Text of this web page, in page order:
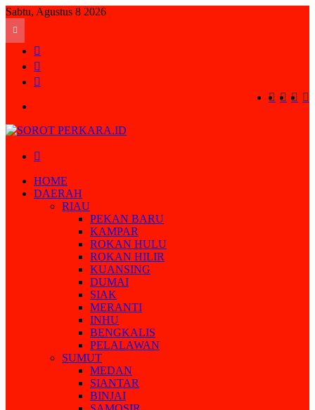
Sabtu, Agustus 8 2026
HOME
DAERAH
RIAU
PEKAN BARU
KAMPAR
ROKAN HULU
ROKAN HILIR
KUANSING
DUMAI
SIAK
MERANTI
INHU
BENGKALIS
PELALAWAN
SUMUT
MEDAN
SIANTAR
BINJAI